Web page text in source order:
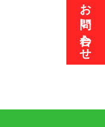
お問い合わせ